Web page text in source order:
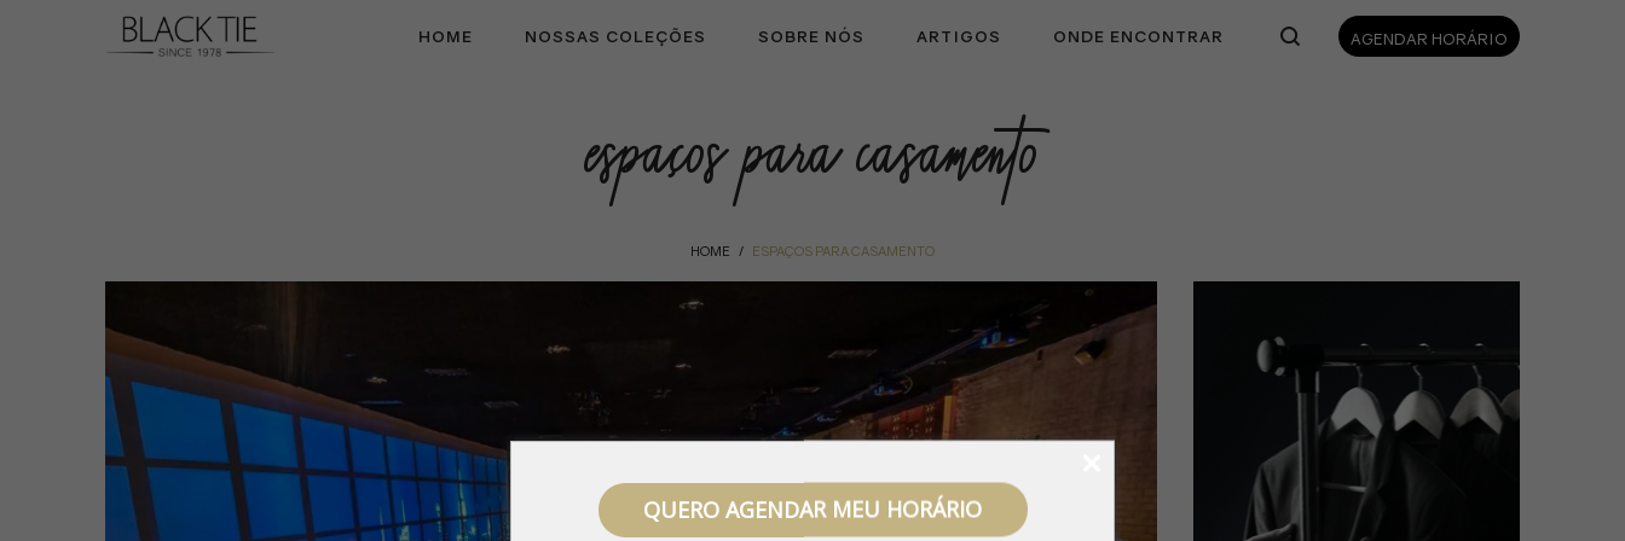
QUERO AGENDAR MEU HORÁRIO
AGENDAR HORÁRIO
HOME NOSSAS COLEÇÕES SOBRE NÓS ARTIGOS ONDE ENCONTRAR
espaços para casamento
HOME / ESPAÇOS PARA CASAMENTO